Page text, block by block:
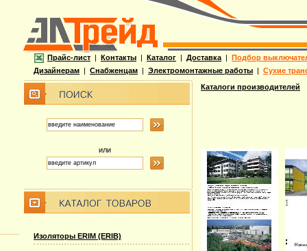
Прайс-лист | Контакты | Каталог | Доставка | Подбор
Дизайнерам | Снабженцам | Электромонтажные работы | Сухие
или
Изоляторы ERIM (ERIB)
Каталоги производителей